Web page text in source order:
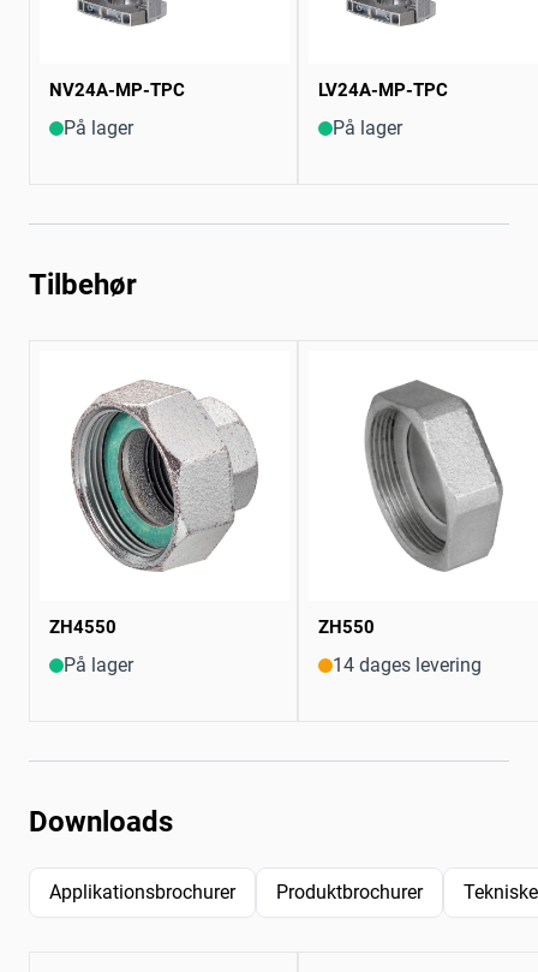
NV24A-MP-TPC
På lager
LV24A-MP-TPC
På lager
Tilbehør
ZH4550
På lager
ZH550
14 dages levering
Downloads
Applikationsbrochurer Produktbrochurer